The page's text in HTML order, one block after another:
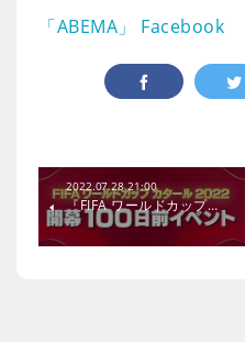
「ABEMA」 Facebook
2022.07.28 21:00
『FIFA ワールドカップ…